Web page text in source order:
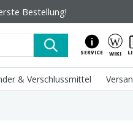
Bestellung!
SERVICE WIKI
& Verschlussmittel